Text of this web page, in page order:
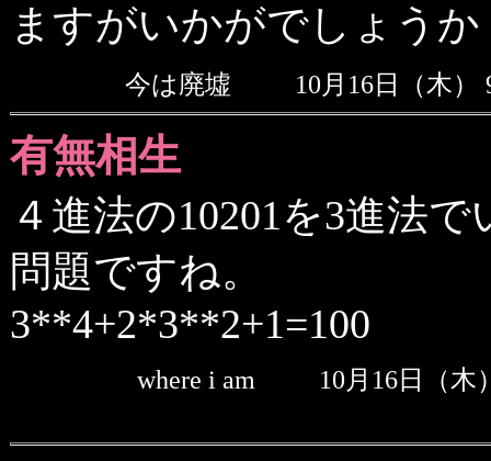
ますがいかがでしょうか
今は廃墟 10月16日（木
有無相生
４進法の10201を3進法
問題ですね。
3**4+2*3**2+1=100
where i am 10月16日（